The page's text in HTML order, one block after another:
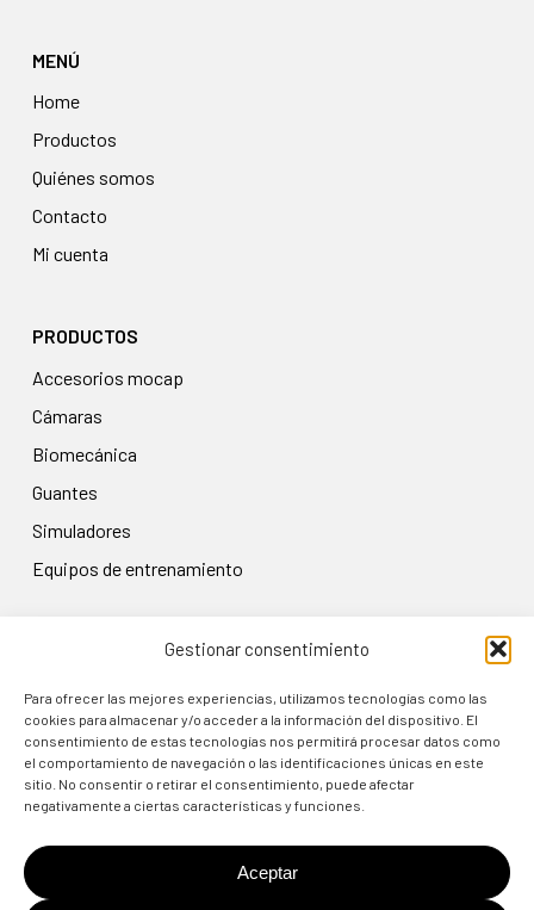
Gestionar consentimiento
Para ofrecer las mejores experiencias, utilizamos tecnologías como las
cookies para almacenar y/o acceder a la información del dispositivo. El
consentimiento de estas tecnologías nos permitirá procesar datos como
el comportamiento de navegación o las identificaciones únicas en este
sitio. No consentir o retirar el consentimiento, puede afectar
negativamente a ciertas características y funciones.
Aceptar
MENÚ
Home
Productos
Quiénes somos
Contacto
Mi cuenta
PRODUCTOS
accesorios mocap
cámaras
biomecánica
guantes
simuladores
equipos de entrenamiento
Aviso legal
Política de privacidad
Condiciones de uso
Política de cookies
Política de devolución